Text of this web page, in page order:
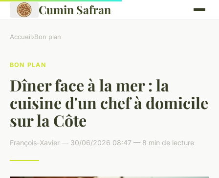
Cumin Safran
Accueil›Bon plan
BON PLAN
Dîner face à la mer : la
cuisine d'un chef à domicile
sur la Côte
François-Xavier — 30/06/2026 08:47 — 8 min de lecture